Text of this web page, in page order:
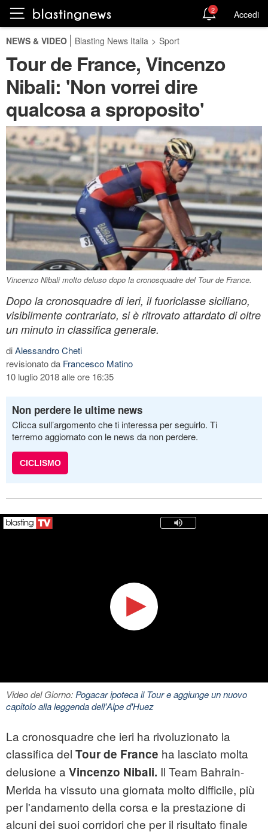
2 Accedi
NEWS & VIDEO Blasting News Italia > Sport
Tour de France, Vincenzo
Nibali: 'Non vorrei dire
qualcosa a sproposito'
Vincenzo Nibali molto deluso dopo la cronosquadre del Tour de France.
Dopo la cronosquadre di ieri, il fuoriclasse siciliano,
visibilmente contrariato, si è ritrovato attardato di oltre
un minuto in classifica generale.
diAlessandro Cheti
revisionato da Francesco Matino
10 luglio 2018 alle ore 16:35
Non perdere le ultime news
Clicca sull’argomento che ti interessa per seguirlo. Ti
terremo aggiornato con le news da non perdere.
CICLISMO
Video del Giorno:Pogacar ipoteca il Tour e aggiunge un nuovo
capitolo alla leggenda dell'Alpe d'Huez
La cronosquadre che ieri ha rivoluzionato la
classifica del Tour de France ha lasciato molta
delusione a Vincenzo Nibali. Il Team Bahrain-
Merida ha vissuto una giornata molto difficile, più
per l'andamento della corsa e la prestazione di
alcuni dei suoi corridori che per il risultato finale